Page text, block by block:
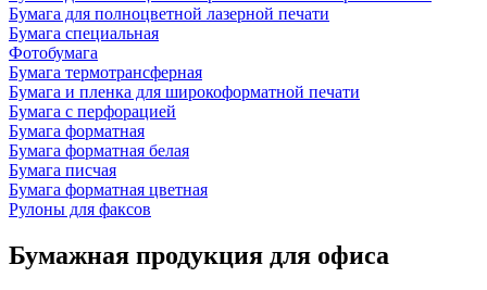
Бумага для полноцветной лазерной печати
Бумага специальная
Фотобумага
Бумага термотрансферная
Бумага и пленка для широкоформатной печати
Бумага с перфорацией
Бумага форматная
Бумага форматная белая
Бумага писчая
Бумага форматная цветная
Рулоны для факсов
Бумажная продукция для офиса